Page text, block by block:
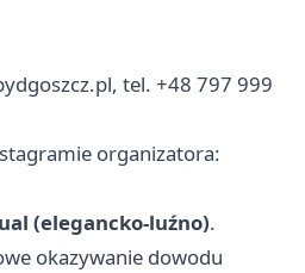
, tel. +48 797 999
organizatora:
(elegancko‑luźno).
okazywanie dowodu